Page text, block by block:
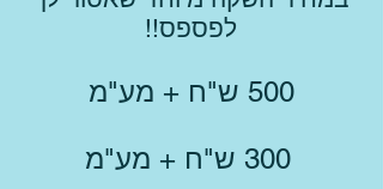
לפספס!!
500 ש"ח + מע"מ
300 ש"ח + מע"מ